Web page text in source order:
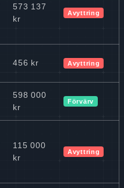
573 137
kr
Avyttring
456 kr Avyttring
598 000
kr
Förvärv
115 000
kr
Avyttring